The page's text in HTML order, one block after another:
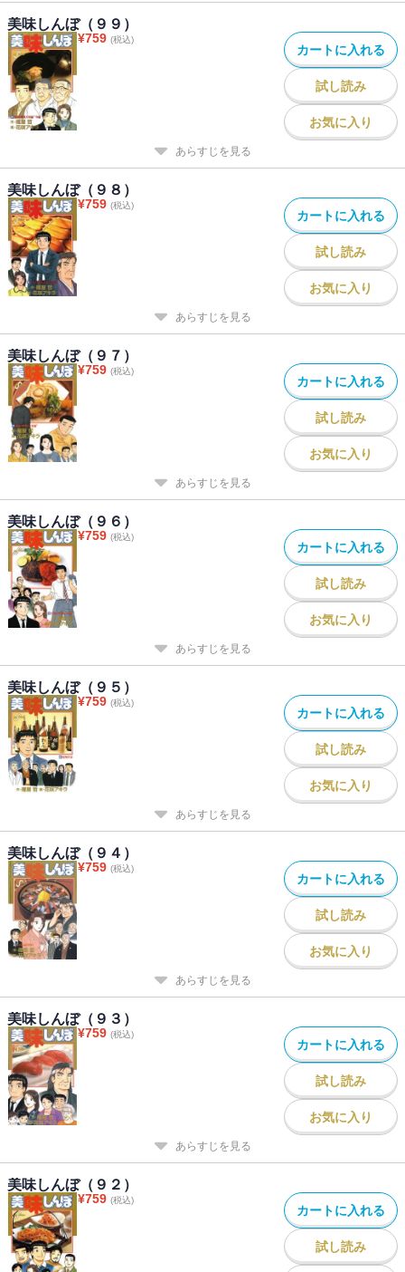
美味しんぼ（９９）
¥759 (税込)
カートに入れる
試し読み
お気に入り
あらすじを見る
美味しんぼ（９８）
¥759 (税込)
カートに入れる
試し読み
お気に入り
あらすじを見る
美味しんぼ（９７）
¥759 (税込)
カートに入れる
試し読み
お気に入り
あらすじを見る
美味しんぼ（９６）
¥759 (税込)
カートに入れる
試し読み
お気に入り
あらすじを見る
美味しんぼ（９５）
¥759 (税込)
カートに入れる
試し読み
お気に入り
あらすじを見る
美味しんぼ（９４）
¥759 (税込)
カートに入れる
試し読み
お気に入り
あらすじを見る
美味しんぼ（９３）
¥759 (税込)
カートに入れる
試し読み
お気に入り
あらすじを見る
美味しんぼ（９２）
¥759 (税込)
カートに入れる
試し読み